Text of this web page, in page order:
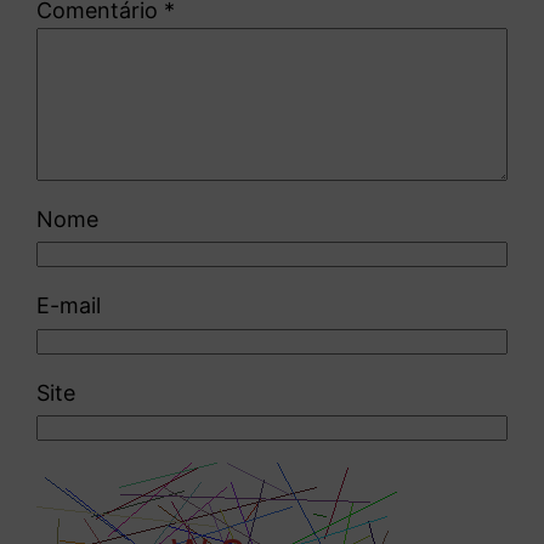
Comentário *
Nome
E-mail
Site